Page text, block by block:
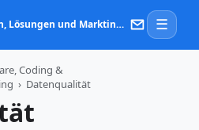
KI‑Links – Anwendungen, Lösungen und Marktinformationen zu Künstlicher Intelligenz ☰
Coding &
› Datenqualität